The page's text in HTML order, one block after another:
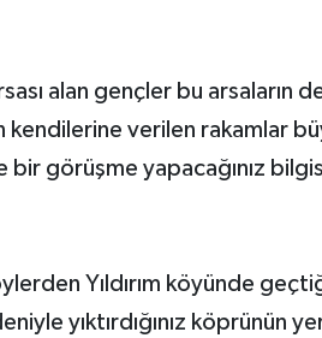
alan gençler bu arsaların
verilen rakamlar
bir görüşme yapacağınız
Yıldırım köyünde
yıktırdığınız köprünün